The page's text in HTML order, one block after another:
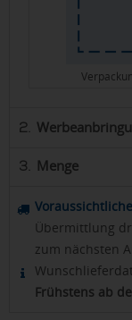
2.
3. Menge
Übermittlung
zum nächsten
Frühstens ab